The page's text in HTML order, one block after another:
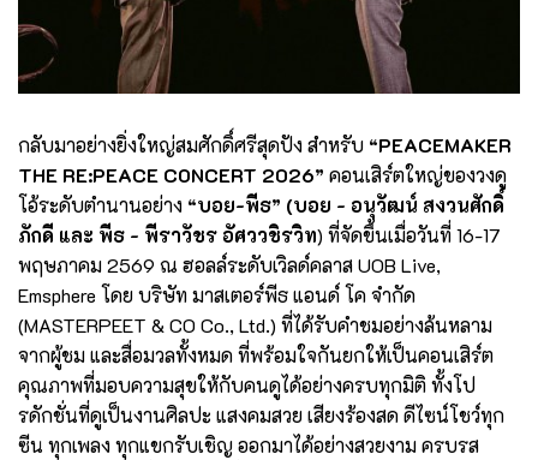
กลับมาอย่างยิ่งใหญ่สมศักดิ์ศรีสุดปัง สําหรับ “PEACEMAKER
THE RE:PEACE CONCERT 2026” คอนเสิร์ตใหญ่ของวงดู
โอ้ระดับตำนานอย่าง “บอย-พีธ” (บอย - อนุวัฒน์ สงวนศักดิ์
ภักดี และ พีธ - พีราวัชร อัศววชิรวิท) ที่จัดขึ้นเมื่อวันที่ 16-17
พฤษภาคม 2569 ณ ฮอลล์ระดับเวิลด์คลาส UOB Live,
Emsphere โดย บริษัท มาสเตอร์พีธ แอนด์ โค จำกัด
(MASTERPEET & CO Co., Ltd.) ที่ได้รับคำชมอย่างล้นหลาม
จากผู้ชม และสื่อมวลทั้งหมด ที่พร้อมใจกันยกให้เป็นคอนเสิร์ต
คุณภาพที่มอบความสุขให้กับคนดูได้อย่างครบทุกมิติ ทั้งโป
รดักชั่นที่ดูเป็นงานศิลปะ แสงคมสวย เสียงร้องสด ดีไซน์โชว์ทุก
ซีน ทุกเพลง ทุกแขกรับเชิญ ออกมาได้อย่างสวยงาม ครบรส